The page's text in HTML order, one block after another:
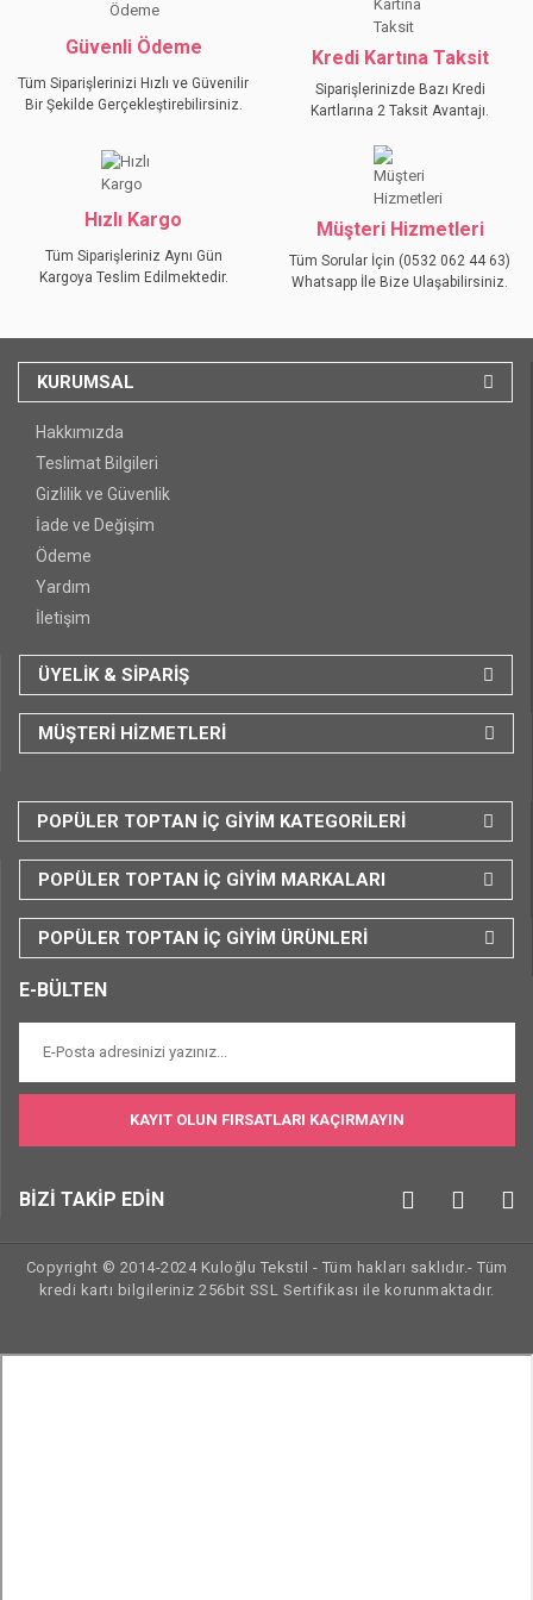
Bu ürüne benzer farklı alternatifler olmalı.
Güvenli Ödeme
Tüm Siparişlerinizi Hızlı ve Güvenilir
Bir Şekilde Gerçekleştirebilirsiniz.
Kredi Kartına Taksit
Siparişlerinizde Bazı Kredi
Kartlarına 2 Taksit Avantajı.
Hızlı Kargo
Tüm Siparişleriniz Aynı Gün
Kargoya Teslim Edilmektedir.
Müşteri Hizmetleri
Tüm Sorular İçin (0532 062 44 63)
Whatsapp İle Bize Ulaşabilirsiniz.
KURUMSAL
Hakkımızda
Teslimat Bilgileri
Gizlilik ve Güvenlik
İade ve Değişim
Ödeme
Yardım
İletişim
ÜYELİK & SİPARİŞ
MÜŞTERİ HİZMETLERİ
POPÜLER TOPTAN İÇ GİYİM KATEGORİLERİ
POPÜLER TOPTAN İÇ GİYİM MARKALARI
POPÜLER TOPTAN İÇ GİYİM ÜRÜNLERİ
E-BÜLTEN
KAYIT OLUN FIRSATLARI KAÇIRMAYIN
BİZİ TAKİP EDİN
Copyright © 2014-2024 Kuloğlu Tekstil - Tüm hakları saklıdır.- Tüm
kredi kartı bilgileriniz 256bit SSL Sertifikası ile korunmaktadır.